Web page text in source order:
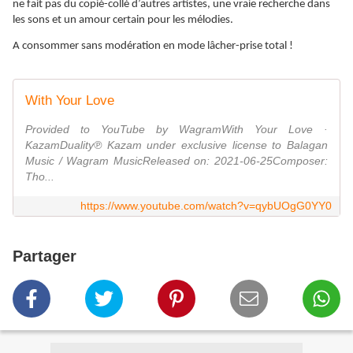
ne fait pas du copié-collé d’autres artistes, une vraie recherche dans
les sons et un amour certain pour les mélodies.
A consommer sans modération en mode lâcher-prise total !
With Your Love
Provided to YouTube by WagramWith Your Love ·
KazamDuality℗ Kazam under exclusive license to Balagan
Music / Wagram MusicReleased on: 2021-06-25Composer:
Tho...
https://www.youtube.com/watch?v=qybUOgG0YY0
Partager